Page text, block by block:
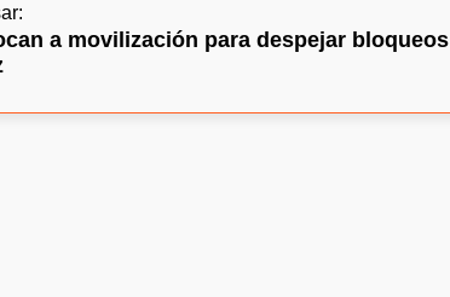
a movilización para despejar bloqueos